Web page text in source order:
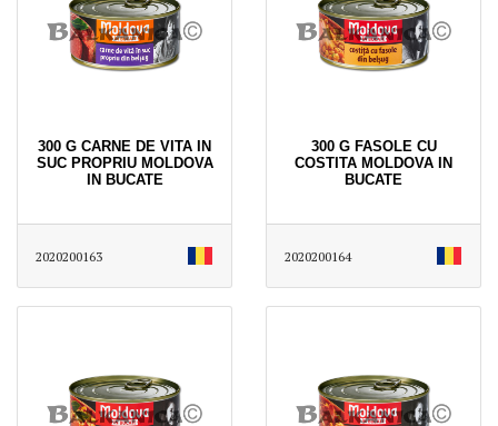
300 G CARNE DE VITA IN
SUC PROPRIU MOLDOVA
IN BUCATE
2020200163
300 G FASOLE CU
COSTITA MOLDOVA IN
BUCATE
2020200164